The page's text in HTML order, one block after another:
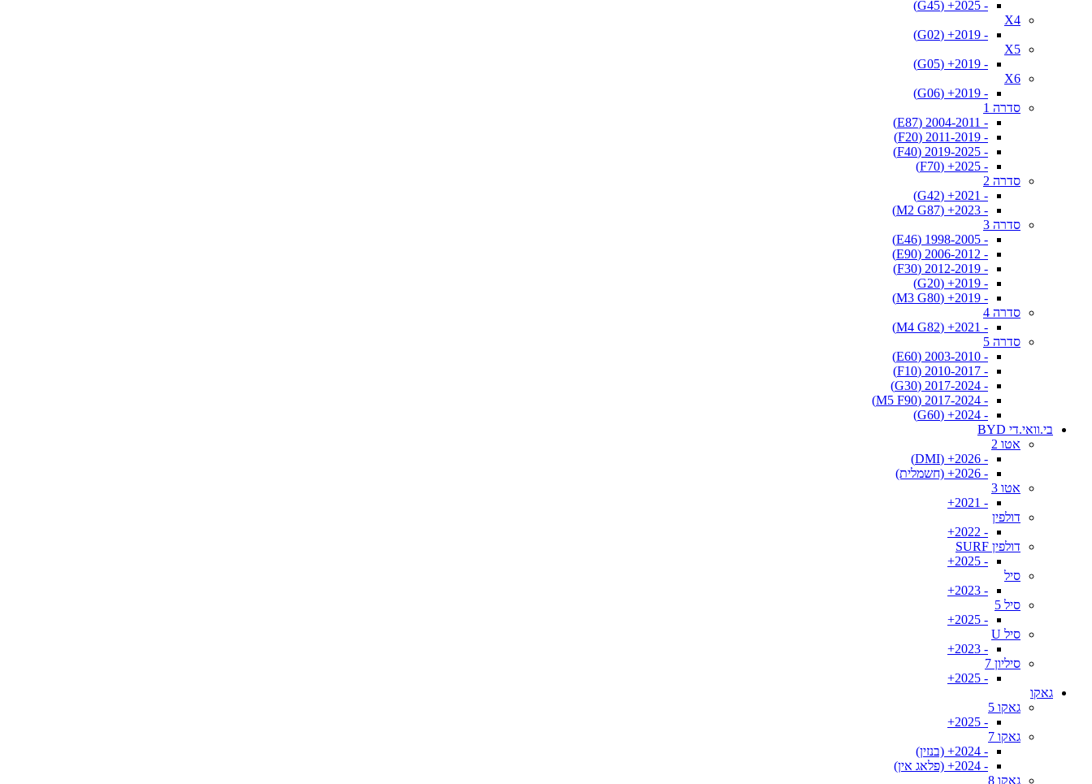
- 2025+ (G45)
X4
- 2019+ (G02)
X5
- 2019+ (G05)
X6
- 2019+ (G06)
סדרה 1
- 2004-2011 (E87)
- 2011-2019 (F20)
- 2019-2025 (F40)
- 2025+ (F70)
סדרה 2
- 2021+ (G42)
- 2023+ (M2 G87)
סדרה 3
- 1998-2005 (E46)
- 2006-2012 (E90)
- 2012-2019 (F30)
- 2019+ (G20)
- 2019+ (M3 G80)
סדרה 4
- 2021+ (M4 G82)
סדרה 5
- 2003-2010 (E60)
- 2010-2017 (F10)
- 2017-2024 (G30)
- 2017-2024 (M5 F90)
- 2024+ (G60)
בי.וואי.די BYD
אטו 2
- 2026+ (DMI)
- 2026+ (חשמלית)
אטו 3
- 2021+
דולפין
- 2022+
דולפין SURF
- 2025+
סיל
- 2023+
סיל 5
- 2025+
סיל U
- 2023+
סיליון 7
- 2025+
גאקו
גאקו 5
- 2025+
גאקו 7
- 2024+ (בנזין)
- 2024+ (פלאג אין)
גאקו 8